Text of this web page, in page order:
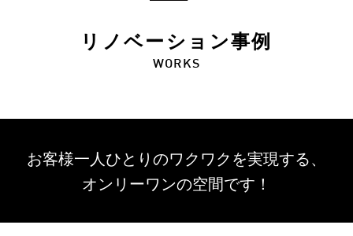
リノベーション事例
WORKS
お客様一人ひとりのワクワクを実現する、
オンリーワンの空間です！